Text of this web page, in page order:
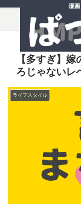
【多すぎ】
ろじゃないレ
ライフスタイル